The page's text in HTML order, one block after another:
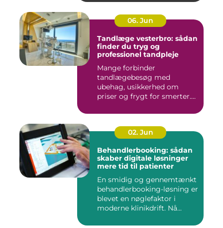
06. Jun
Tandlæge vesterbro: sådan
finder du tryg og
professionel tandpleje
Mange forbinder
tandlægebesøg med
ubehag, usikkerhed om
priser og frygt for smerter.
02. Jun
Behandlerbooking: sådan
skaber digitale løsninger
mere tid til patienter
En smidig og gennemtænkt
behandlerbooking-løsning er
blevet en nøglefaktor i
moderne klinikdrift. Nå...